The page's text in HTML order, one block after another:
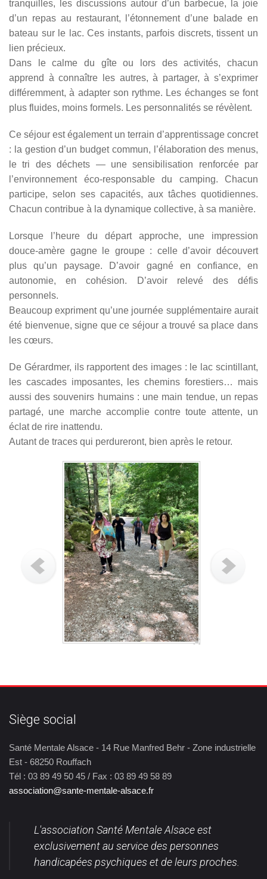
tranquilles, les discussions autour d’un barbecue, la joie
d’un repas au restaurant, l’étonnement d’une balade en
bateau sur le lac. Ces instants, parfois discrets, tissent un
lien précieux.
Dans le calme du gîte ou lors des activités, chacun
apprend à connaître les autres, à partager, à s’exprimer
différemment, à adapter son rythme. Les échanges se font
plus fluides, moins formels. Les personnalités se révèlent.
Ce séjour est également un terrain d’apprentissage concret
: la gestion d’un budget commun, l’élaboration des menus,
le tri des déchets — une sensibilisation renforcée par
l’environnement éco-responsable du camping. Chacun
participe, selon ses capacités, aux tâches quotidiennes.
Chacun contribue à la dynamique collective, à sa manière.
Lorsque l’heure du départ approche, une impression
douce-amère gagne le groupe : celle d’avoir découvert
plus qu’un paysage. D’avoir gagné en confiance, en
autonomie, en cohésion. D’avoir relevé des défis
personnels.
Beaucoup expriment qu’une journée supplémentaire aurait
été bienvenue, signe que ce séjour a trouvé sa place dans
les cœurs.
De Gérardmer, ils rapportent des images : le lac scintillant,
les cascades imposantes, les chemins forestiers… mais
aussi des souvenirs humains : une main tendue, un repas
partagé, une marche accomplie contre toute attente, un
éclat de rire inattendu.
Autant de traces qui perdureront, bien après le retour.
Siège social
Santé Mentale Alsace - 14 Rue Manfred Behr - Zone industrielle
Est - 68250 Rouffach
Tél : 03 89 49 50 45 / Fax : 03 89 49 58 89
association@sante-mentale-alsace.fr
L'association Santé Mentale Alsace est
exclusivement au service des personnes
handicapées psychiques et de leurs proches.